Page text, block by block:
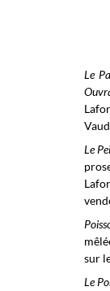
Le
Le
sur
Le